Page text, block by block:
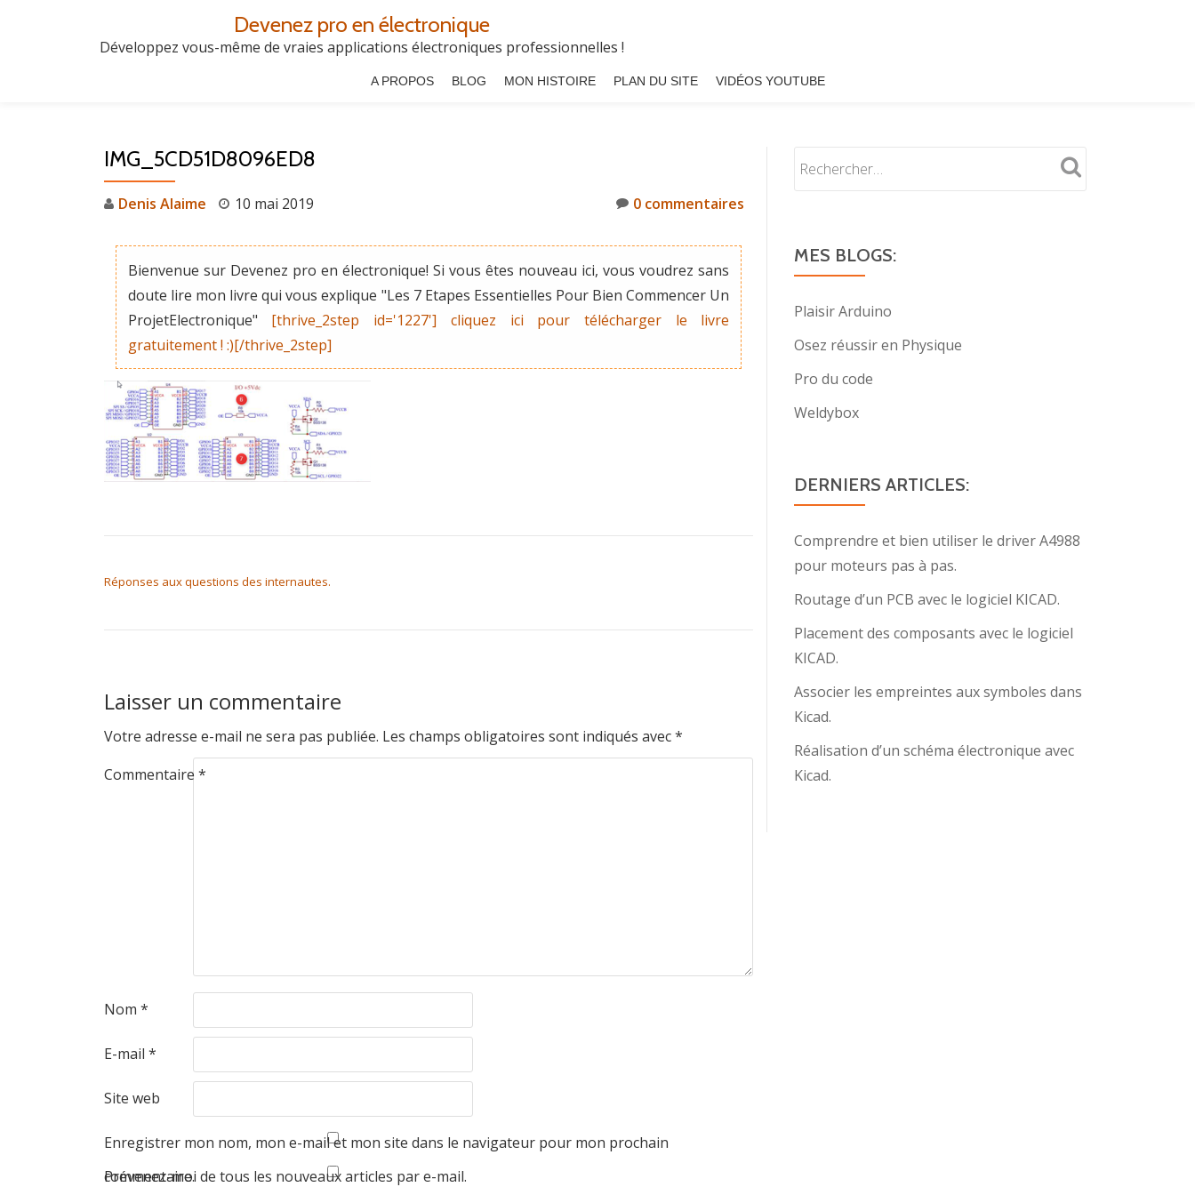
Devenez pro en électronique
Développez vous-même de vraies applications électroniques professionnelles !
A PROPOS BLOG MON HISTOIRE PLAN DU SITE VIDÉOS YOUTUBE
IMG_5CD51D8096ED8
Denis Alaime 10 mai 2019 0 commentaires
Bienvenue sur Devenez pro en électronique! Si vous êtes nouveau ici, vous voudrez sans
doute lire mon livre qui vous explique "Les 7 Etapes Essentielles Pour Bien Commencer Un
ProjetElectronique" [thrive_2step id='1227'] cliquez ici pour télécharger le livre
gratuitement ! :)[/thrive_2step]
Réponses aux questions des internautes.
Laisser un commentaire
Votre adresse e-mail ne sera pas publiée. Les champs obligatoires sont indiqués avec*
Commentaire *
Nom *
E-mail *
Site web
Enregistrer mon nom, mon e-mail et mon site dans le navigateur pour mon prochain
commentaire.
Prévenez-moi de tous les nouveaux articles par e-mail.
MES BLOGS:
Plaisir Arduino
Osez réussir en Physique
Pro du code
Weldybox
DERNIERS ARTICLES:
Comprendre et bien utiliser le driver A4988
pour moteurs pas à pas.
Routage d’un PCB avec le logiciel KICAD.
Placement des composants avec le logiciel
KICAD.
Associer les empreintes aux symboles dans
Kicad.
Réalisation d’un schéma électronique avec
Kicad.